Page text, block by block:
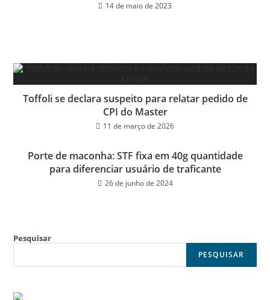
14 de maio de 2023
Toffoli se declara suspeito para relatar pedido de
CPI do Master
11 de março de 2026
Porte de maconha: STF fixa em 40g quantidade
para diferenciar usuário de traficante
26 de junho de 2024
Pesquisar
PESQUISAR